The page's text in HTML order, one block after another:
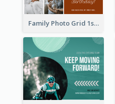
Family Photo Grid 1st Baby Birthday Facebook Post